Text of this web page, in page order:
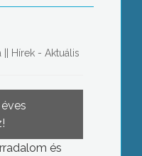
Hírek - Aktuális
és